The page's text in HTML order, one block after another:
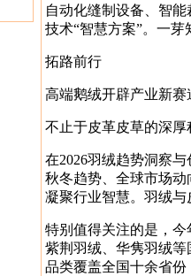
自动化缝制设备、智
技术“智慧方案”。一
拓路前行
高端鹅绒开辟产业新赛
不止于皮革皮草的深
在2026羽绒趋势洞察
秋冬趋势、全球市场
凝聚行业智慧。羽绒
特别值得关注的是，
紫荆羽绒、华隽羽绒
品类覆盖全国十余省